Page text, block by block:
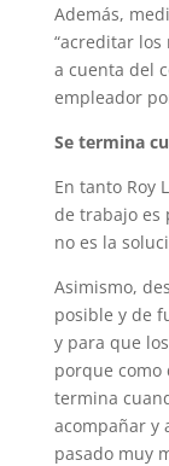
Además,
“acreditar los
a cuenta del
empleador
Se termina
En tanto Roy
de trabajo es
no es la
Asimismo,
posible y de
y para que
porque como
termina
acompañar y
pasado muy